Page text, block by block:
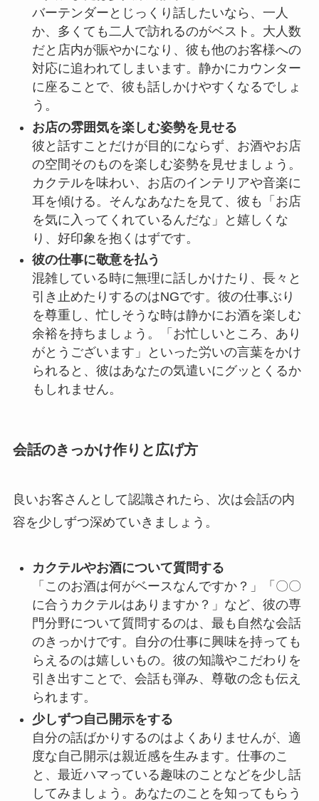
バーテンダーとじっくり話したいなら、一人
か、多くても二人で訪れるのがベスト。大人数
だと店内が賑やかになり、彼も他のお客様への
対応に追われてしまいます。静かにカウンター
に座ることで、彼も話しかけやすくなるでしょ
う。
お店の雰囲気を楽しむ姿勢を見せる
彼と話すことだけが目的にならず、お酒やお店
の空間そのものを楽しむ姿勢を見せましょう。
カクテルを味わい、お店のインテリアや音楽に
耳を傾ける。そんなあなたを見て、彼も「お店
を気に入ってくれているんだな」と嬉しくな
り、好印象を抱くはずです。
彼の仕事に敬意を払う
混雑している時に無理に話しかけたり、長々と
引き止めたりするのはNGです。彼の仕事ぶり
を尊重し、忙しそうな時は静かにお酒を楽しむ
余裕を持ちましょう。「お忙しいところ、あり
がとうございます」といった労いの言葉をかけ
られると、彼はあなたの気遣いにグッとくるか
もしれません。
会話のきっかけ作りと広げ方
良いお客さんとして認識されたら、次は会話の内
容を少しずつ深めていきましょう。
カクテルやお酒について質問する
「このお酒は何がベースなんですか？」「〇〇
に合うカクテルはありますか？」など、彼の専
門分野について質問するのは、最も自然な会話
のきっかけです。自分の仕事に興味を持っても
らえるのは嬉しいもの。彼の知識やこだわりを
引き出すことで、会話も弾み、尊敬の念も伝え
られます。
少しずつ自己開示をする
自分の話ばかりするのはよくありませんが、適
度な自己開示は親近感を生みます。仕事のこ
と、最近ハマっている趣味のことなどを少し話
してみましょう。あなたのことを知ってもらう